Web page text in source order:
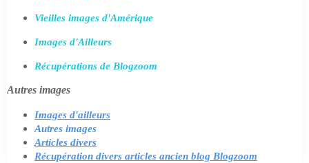
Vieilles images d'Amérique
Images d'Ailleurs
Récupérations de Blogzoom
Autres images
Images d'ailleurs
Autres images
Articles divers
Récupération divers articles ancien blog Blogzoom